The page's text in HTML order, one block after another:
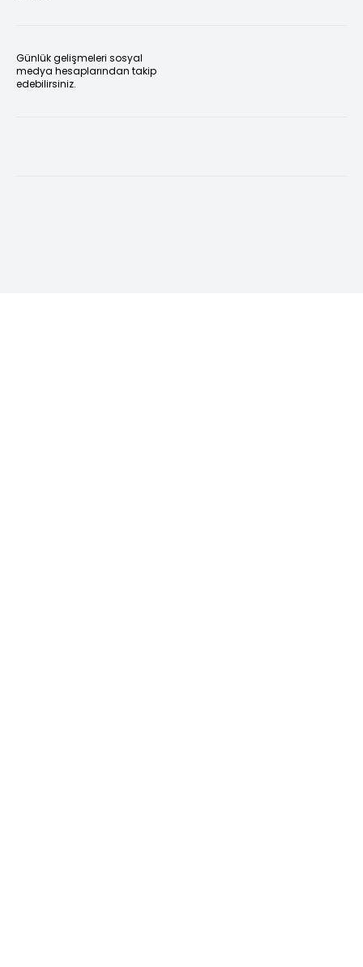
Günlük gelişmeleri sosyal
medya hesaplarından takip
edebilirsiniz.